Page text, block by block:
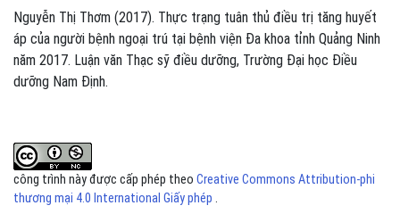
Nguyễn Thị Thơm (2017). Thực trạng tuân thủ điều trị tăng huyết
áp của người bệnh ngoại trú tại bệnh viện Đa khoa tỉnh Quảng Ninh
năm 2017. Luận văn Thạc sỹ điều dưỡng, Trường Đại học Điều
dưỡng Nam Định.
công trình này được cấp phép theo Creative Commons Attribution-phi
thương mại 4.0 International Giấy phép .